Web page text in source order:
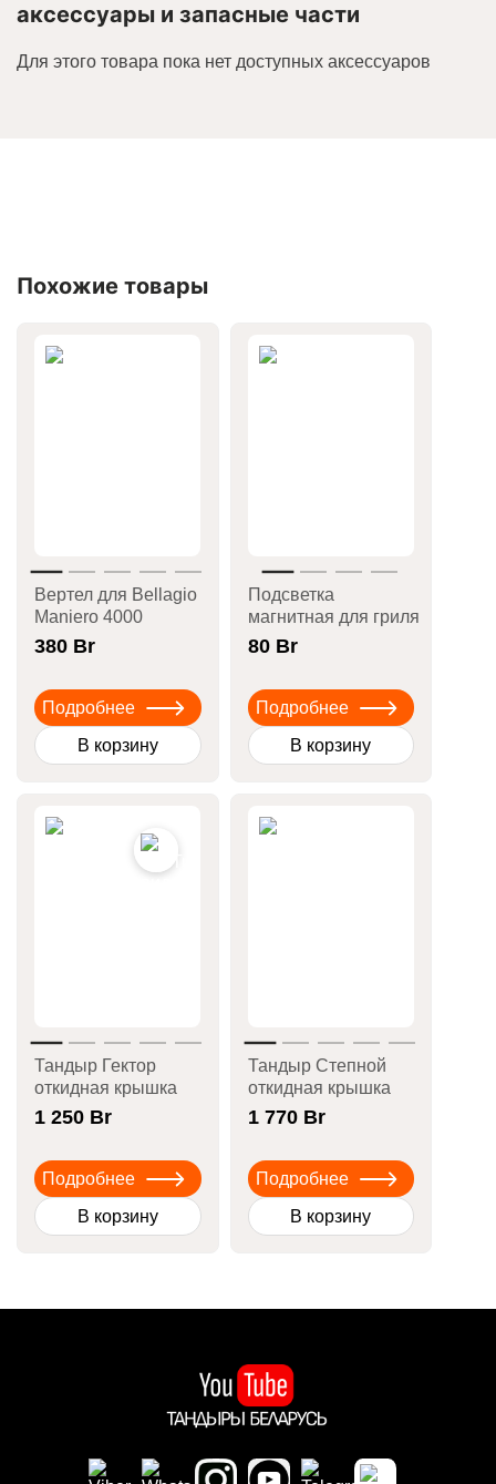
аксессуары и запасные части
Для этого товара пока нет доступных аксессуаров
Похожие товары
Вертел для Bellagio
Maniero 4000
380 Br
Подробнее
В корзину
Подсветка
магнитная для гриля
80 Br
Подробнее
В корзину
Тандыр Гектор
откидная крышка
1 250 Br
Подробнее
В корзину
Тандыр Степной
откидная крышка
1 770 Br
Подробнее
В корзину